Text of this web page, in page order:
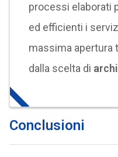
processi elaborati
ed efficienti i
massima apertura
dalla scelta di
Conclusioni